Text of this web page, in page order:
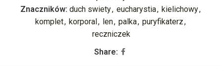
Znaczników: duch swiety, eucharystia, kielichowy,
komplet, korporal, len, palka, puryfikaterz,
reczniczek
Share: